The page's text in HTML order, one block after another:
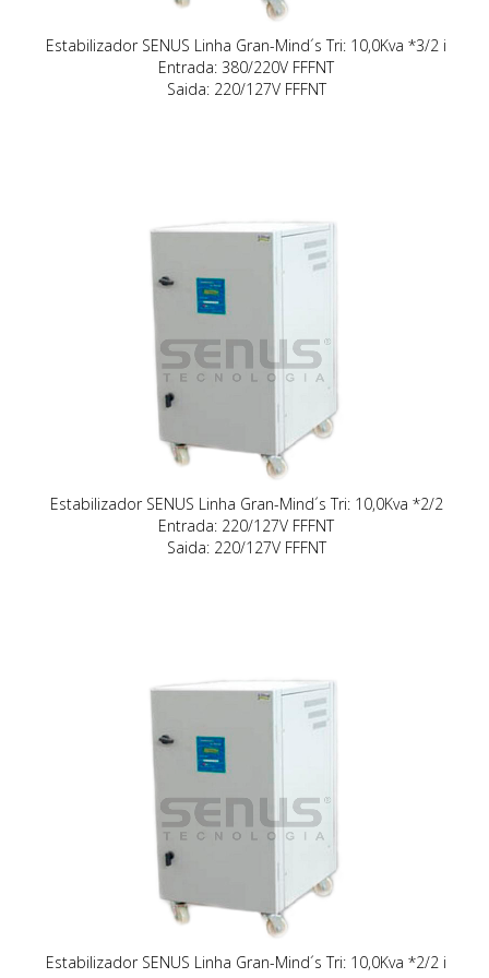
Estabilizador SENUS Linha Gran-Mind´s Tri: 10,0Kva *3/2 i
Entrada: 380/220V FFFNT
Saida: 220/127V FFFNT
Estabilizador SENUS Linha Gran-Mind´s Tri: 10,0Kva *2/2
Entrada: 220/127V FFFNT
Saida: 220/127V FFFNT
Estabilizador SENUS Linha Gran-Mind´s Tri: 10,0Kva *2/2 i